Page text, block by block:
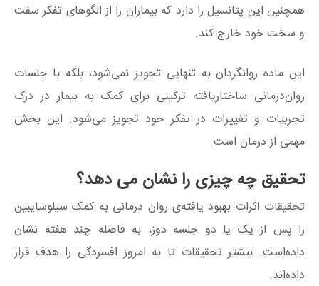
همچنین این پتانسیل را دارد که بیماران را از الگوهای تفکر سفت
و سخت خود خارج کند.
این ماده روانگردان به تنهایی تجویز نمی‌شود، بلکه با جلسات
روان‌درمانی ساختاریافته ترکیبی برای کمک به بیمار در درک
تجربیات و تغییرات در تفکر خود تجویز می‌شود. این بخش
مهمی از درمان است.
تحقیق چه چیزی را نشان می دهد؟
تحقیقات اثرات بهبود یافته‌ی روان درمانی به کمک سیلوسایبین
را پس از یک یا دو جلسه دوز، به فاصله چند هفته نشان
داده‌است. بیشتر تحقیقات تا به امروز افسردگی را هدف قرار
داده‌اند.